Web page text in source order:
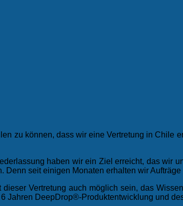
zu können, dass wir eine Vertretung in
haben wir ein Ziel erreicht, das wir
Denn seit einigen Monaten erhalten wir
dieser Vertretung auch möglich sein, das
Jahren DeepDrop®-Produktentwicklung und